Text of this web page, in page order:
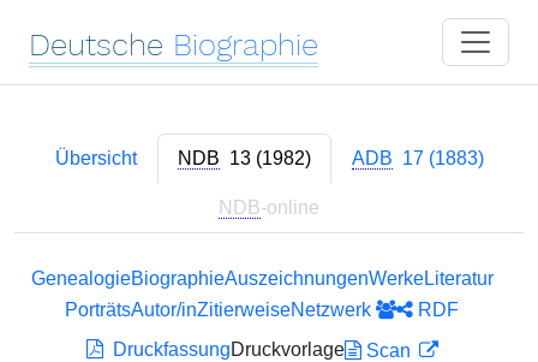
Deutsche Biographie
Übersicht NDB 13 (1982) ADB 17 (1883)
NDB-online
GenealogieBiographieAuszeichnungenWerkeLiteratur
PorträtsAutor/inZitierweiseNetzwerk
RDF
DruckfassungDruckvorlage
Scan